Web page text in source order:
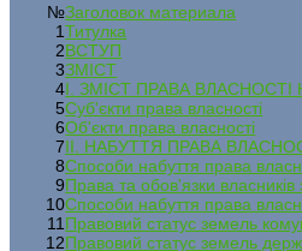
№Заголовок материала
1Титулка
2ВСТУП
3ЗМІСТ
4І. ЗМІСТ ПРАВА ВЛАСНОСТІ
5Суб'єкти права власності
6Об'єкти права власності
7ІІ. НАБУТТЯ ПРАВА
8Способи набуття права
9Права та обов'язки
10Способи набуття права
11 Правовий статус земель
12Правовий статус земель